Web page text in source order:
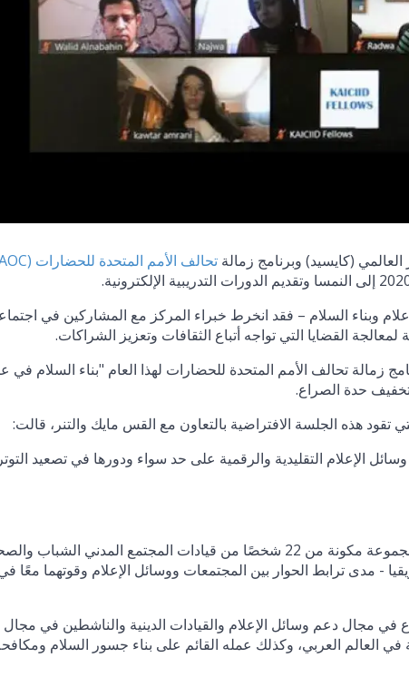
(كايسيد) وبرنامج زمالة تحالف الأمم المتحدة للحضارات (UNAOC)
وبناء السلام – فقد انخرط خبراء المركز مع المشاركين في
القضايا التي تواجه أتباع الثقافات وتعزيز الشراكات.
زمالة تحالف الأمم المتحدة للحضارات لهذا العام "بناء السلام في
تخفيف حدة الصراع.
هذه الجلسة الافتراضية بالتعاون مع القس مايك والتنر، قالت:
الإعلام التقليدية والرقمية على حد سواء ودورها في تصعيد
وقد أظهر زملاء تحالف الأمم المتحدة للحضارات - وهم مجموعة مكونة من 22 شخصًا من قيادات المجتمع المدني
- مدى ترابط الحوار بين المجتمعات ووسائل الإعلام وقوتهما معًا
في مجال دعم وسائل الإعلام والقيادات الدينية والناشطين في مجال
العالم العربي، وكذلك عمله القائم على بناء جسور السلام